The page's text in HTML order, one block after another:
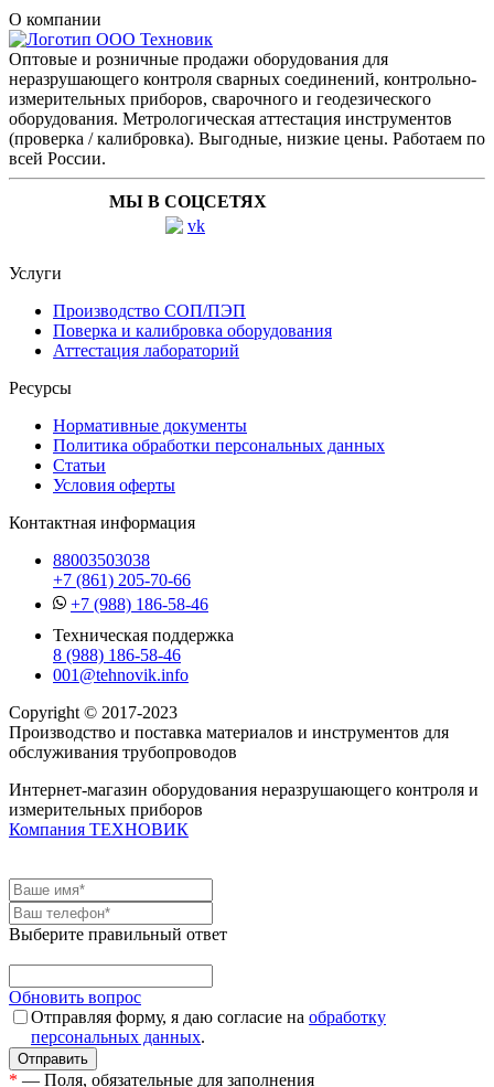
О компании
Оптовые и розничные продажи оборудования для
неразрушающего контроля сварных соединений, контрольно-
измерительных приборов, сварочного и геодезического
оборудования. Метрологическая аттестация инструментов
(проверка / калибровка). Выгодные, низкие цены. Работаем по
всей России.
МЫ В СОЦСЕТЯХ
Услуги
Производство СОП/ПЭП
Поверка и калибровка оборудования
Аттестация лабораторий
Ресурсы
Нормативные документы
Политика обработки персональных данных
Статьи
Условия оферты
Контактная информация
88003503038
+7 (861) 205-70-66
+7 (988) 186-58-46
Техническая поддержка
8 (988) 186-58-46
001@tehnovik.info
Copyright © 2017-2023
Производство и поставка материалов и инструментов для
обслуживания трубопроводов
Интернет-магазин оборудования неразрушающего контроля и
измерительных приборов
Компания ТЕХНОВИК
Выберите правильный ответ
Обновить вопрос
Отправляя форму, я даю согласие на обработку
персональных данных.
* — Поля, обязательные для заполнения